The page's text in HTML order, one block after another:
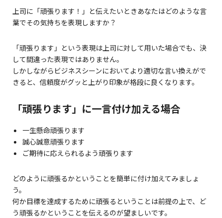
上司に「頑張ります！」と伝えたいときあなたはどのような言
葉でその気持ちを表現しますか？
「頑張ります」という表現は上司に対して用いた場合でも、決
して間違った表現ではありません。
しかしながらビジネスシーンにおいてより適切な言い換えがで
きると、信頼度がグッと上がり印象が格段に良くなります。
「頑張ります」に一言付け加える場合
一生懸命頑張ります
誠心誠意頑張ります
ご期待に応えられるよう頑張ります
どのように頑張るかということを簡単に付け加えてみましょ
う。
何か目標を達成するために頑張るということは前提の上で、ど
う頑張るかということを伝えるのが望ましいです。